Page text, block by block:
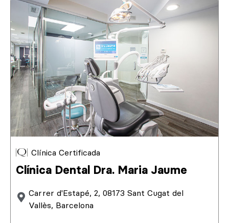
Clínica Certificada
Clínica Dental Dra. Maria Jaume
Carrer d'Estapé, 2, 08173 Sant Cugat del
Vallès, Barcelona